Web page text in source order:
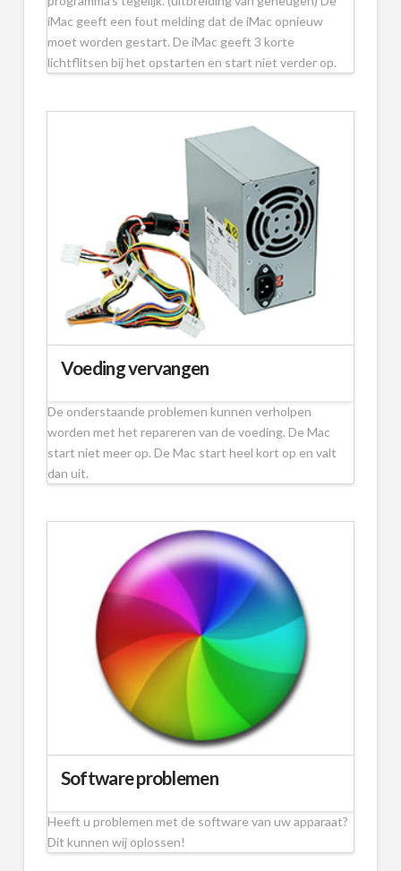
iMac geeft een fout melding dat de iMac opnieuw
moet worden gestart. De iMac geeft 3 korte
lichtflitsen bij het opstarten en start niet verder op.
Voeding vervangen
De onderstaande problemen kunnen verholpen
worden met het repareren van de voeding. De Mac
start niet meer op. De Mac start heel kort op en valt
dan uit.
Software problemen
Heeft u problemen met de software van uw apparaat?
Dit kunnen wij oplossen!